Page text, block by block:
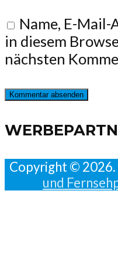
Name, E-Mail-
in diesem
nächsten
Copyright ©
und